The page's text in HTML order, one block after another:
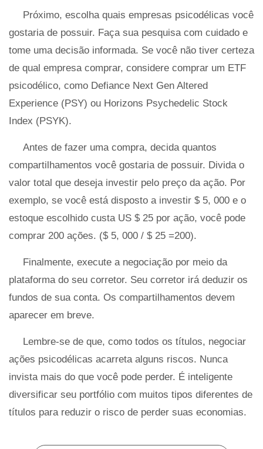
Próximo, escolha quais empresas psicodélicas você
gostaria de possuir. Faça sua pesquisa com cuidado e
tome uma decisão informada. Se você não tiver certeza
de qual empresa comprar, considere comprar um ETF
psicodélico, como Defiance Next Gen Altered
Experience (PSY) ou Horizons Psychedelic Stock
Index (PSYK).
Antes de fazer uma compra, decida quantos
compartilhamentos você gostaria de possuir. Divida o
valor total que deseja investir pelo preço da ação. Por
exemplo, se você está disposto a investir $ 5, 000 e o
estoque escolhido custa US $ 25 por ação, você pode
comprar 200 ações. ($ 5, 000 / $ 25 =200).
Finalmente, execute a negociação por meio da
plataforma do seu corretor. Seu corretor irá deduzir os
fundos de sua conta. Os compartilhamentos devem
aparecer em breve.
Lembre-se de que, como todos os títulos, negociar
ações psicodélicas acarreta alguns riscos. Nunca
invista mais do que você pode perder. É inteligente
diversificar seu portfólio com muitos tipos diferentes de
títulos para reduzir o risco de perder suas economias.